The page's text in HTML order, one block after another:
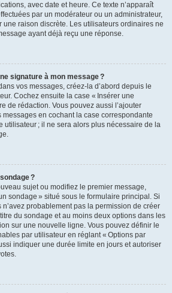
avec date et heure. Ce texte n’apparaît
par un modérateur ou un administrateur,
une raison discrète. Les utilisateurs ordinaires ne
ayant déjà reçu une réponse.
signature à mon message ?
vos messages, créez-la d’abord depuis le
Cochez ensuite la case « Insérer une
de rédaction. Vous pouvez aussi l’ajouter
en cochant la case correspondante
utilisateur ; il ne sera alors plus nécessaire de la
?
sujet ou modifiez le premier message,
sondage » situé sous le formulaire principal. Si
n’avez probablement pas la permission de créer
du sondage et au moins deux options dans les
sur une nouvelle ligne. Vous pouvez définir le
par utilisateur en réglant « Options par
indiquer une durée limite en jours et autoriser